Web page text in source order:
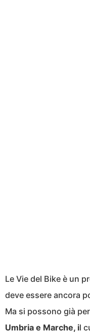
Le Vie del Bike è un
deve essere ancora
Ma si possono già
Umbria e Marche, il